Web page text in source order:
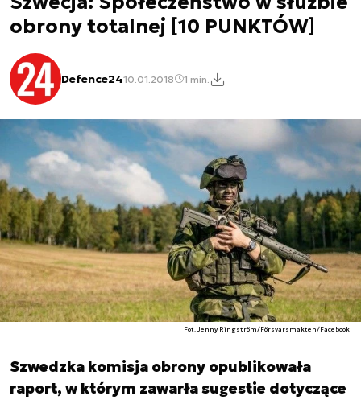
obrony totalnej [10 PUNKTÓW]
Defence2410.01.2018 1 min.
Fot. Jenny Ringström/Försvarsmakten/Facebook
Szwedzka komisja obrony opublikowała
raport, w którym zawarła sugestie dotyczące